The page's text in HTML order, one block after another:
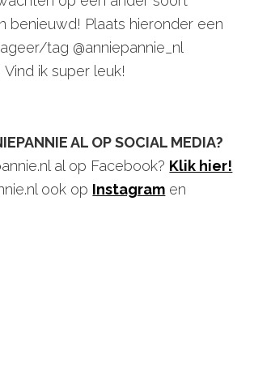
benieuwd! Plaats hieronder een
tag @anniepannie_nl
! Vind ik super leuk!
AL OP SOCIAL MEDIA?
al op Facebook? Klik hier!
ook op Instagram en